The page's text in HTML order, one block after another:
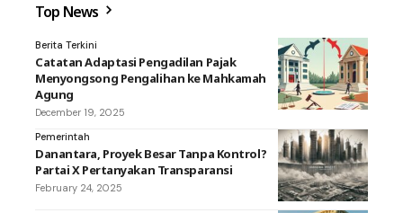
Top News
Berita Terkini
Catatan Adaptasi Pengadilan Pajak
Menyongsong Pengalihan ke Mahkamah
Agung
December 19, 2025
Pemerintah
Danantara, Proyek Besar Tanpa Kontrol?
Partai X Pertanyakan Transparansi
February 24, 2025